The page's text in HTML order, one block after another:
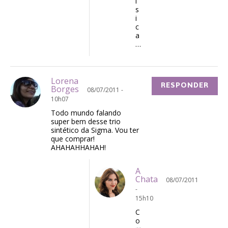
s
i
c
a
…
Lorena
Borges
08/07/2011 -
10h07
Todo mundo falando
super bem desse trio
sintético da Sigma. Vou ter
que comprar!
AHAHAHHAHAH!
RESPONDER
A
Chata
08/07/2011
-
15h10
C
o